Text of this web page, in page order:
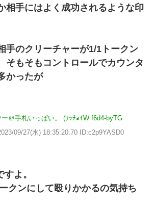
相手にはよく成功されるような印
手のクリーチャーが1/1トークン
そもそもコントロールでカウンタ
かったが
＠手札いっぱい。 (ﾜｯﾁｮｲW f6d4-byTG
09/27(水) 18:35:20.70 ID:c2p9YASD0
よ。
クンにして殴りかかるの気持ち